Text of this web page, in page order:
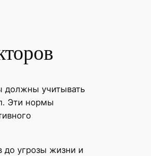
должны учитывать
Эти нормы
до угрозы жизни и